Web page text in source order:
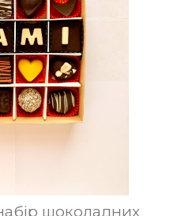
шоколадних